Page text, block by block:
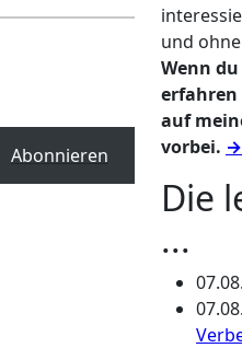
Abonnieren
und
Wenn
erfahren
auf
vorbei. →
Die
...